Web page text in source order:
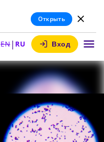
Открыть
EN| RU Вход